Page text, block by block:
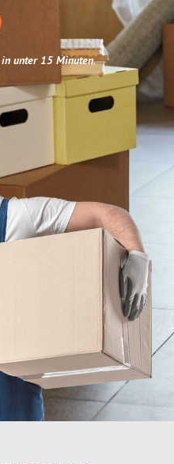
in unter 15 Minuten.